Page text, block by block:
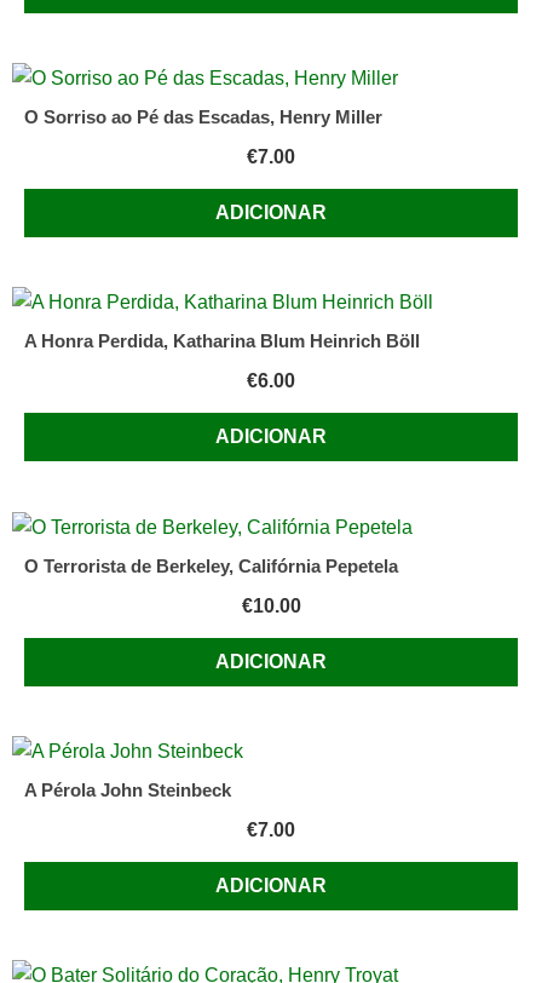
O Sorriso ao Pé das Escadas, Henry Miller
€7.00
ADICIONAR
A Honra Perdida, Katharina Blum Heinrich Böll
€6.00
ADICIONAR
O Terrorista de Berkeley, Califórnia Pepetela
€10.00
ADICIONAR
A Pérola John Steinbeck
€7.00
ADICIONAR